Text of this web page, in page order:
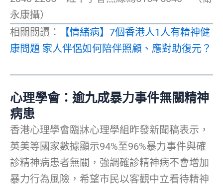
永康攝）
相關閲讀：
【情緒病】7個香港人1人有精神健
康問題 家人伴侶如何陪伴照顧、應對助復元？
心理學會：逾九成暴力事件無關精神
病患
香港心理學會臨牀心理學組昨發新聞稿表示，
英美等國家數據顯示94%至96%暴力事件與確
診精神病患者無關，強調確診精神病不會增加
暴力行為風險，希望市民以客觀中立看待精神